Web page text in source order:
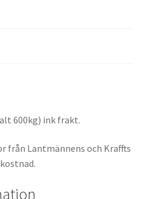
600kg) ink frakt.
från Lantmännens och Kraffts